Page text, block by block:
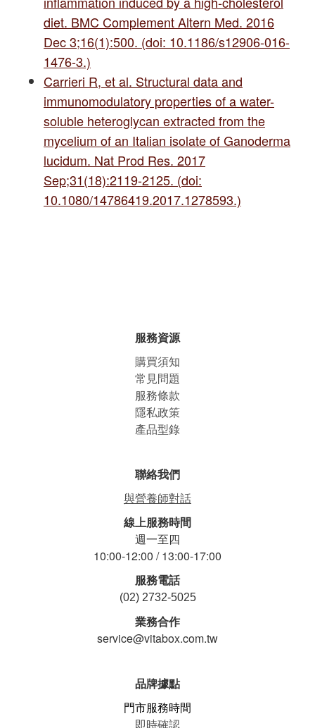
diet. BMC Complement Altern Med. 2016
Dec 3;16(1):500. (doi: 10.1186/s12906-016-
1476-3.)
Carrieri R, et al. Structural data and
immunomodulatory properties of a water-
soluble heteroglycan extracted from the
mycelium of an Italian isolate of Ganoderma
lucidum. Nat Prod Res. 2017
Sep;31(18):2119-2125. (doi:
10.1080/14786419.2017.1278593.)
服務資源
購買須知
常見問題
服務條款
隱私政策
產品型錄
聯絡我們
與營養師對話
線上服務時間
週一至四
10:00-12:00 / 13:00-17:00
服務電話
(02) 2732-5025
業務合作
service@vitabox.com.tw
品牌據點
門市服務時間
即時確認